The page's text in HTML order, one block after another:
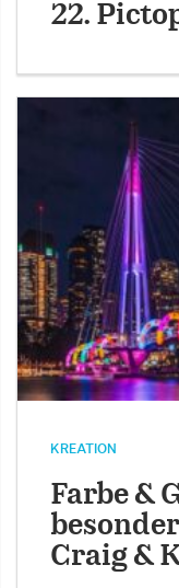
22.
KREATION
Farbe &
Craig &